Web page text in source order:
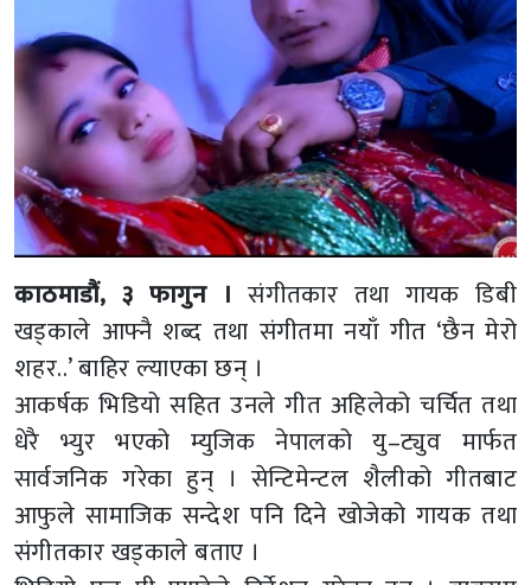
काठमाडौं, ३ फागुन । संगीतकार तथा गायक डिबी
खड्काले आफ्नै शब्द तथा संगीतमा नयाँ गीत ‘छैन मेरो
शहर..’ बाहिर ल्याएका छन् ।
आकर्षक भिडियो सहित उनले गीत अहिलेको चर्चित तथा
धेरै भ्युर भएको म्युजिक नेपालको यु–ट्युव मार्फत
सार्वजनिक गरेका हुन् । सेन्टिमेन्टल शैलीको गीतबाट
आफुले सामाजिक सन्देश पनि दिने खोजेको गायक तथा
संगीतकार खड्काले बताए ।